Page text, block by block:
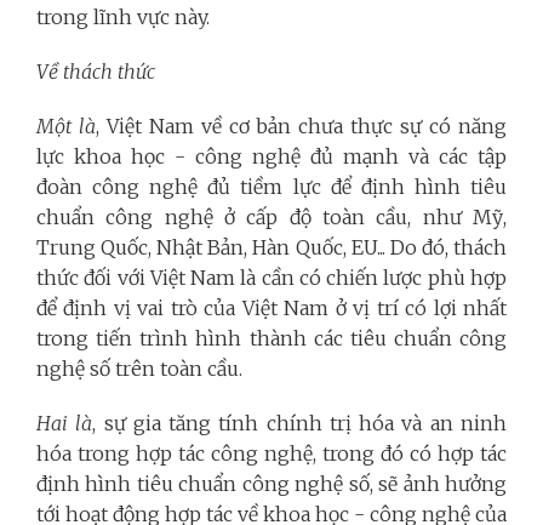
trong lĩnh vực này.
Về thách thức
Một là, Việt Nam về cơ bản chưa thực sự có năng
lực khoa học - công nghệ đủ mạnh và các tập
đoàn công nghệ đủ tiềm lực để định hình tiêu
chuẩn công nghệ ở cấp độ toàn cầu, như Mỹ,
Trung Quốc, Nhật Bản, Hàn Quốc, EU... Do đó, thách
thức đối với Việt Nam là cần có chiến lược phù hợp
để định vị vai trò của Việt Nam ở vị trí có lợi nhất
trong tiến trình hình thành các tiêu chuẩn công
nghệ số trên toàn cầu.
Hai là, sự gia tăng tính chính trị hóa và an ninh
hóa trong hợp tác công nghệ, trong đó có hợp tác
định hình tiêu chuẩn công nghệ số, sẽ ảnh hưởng
tới hoạt động hợp tác về khoa học - công nghệ của